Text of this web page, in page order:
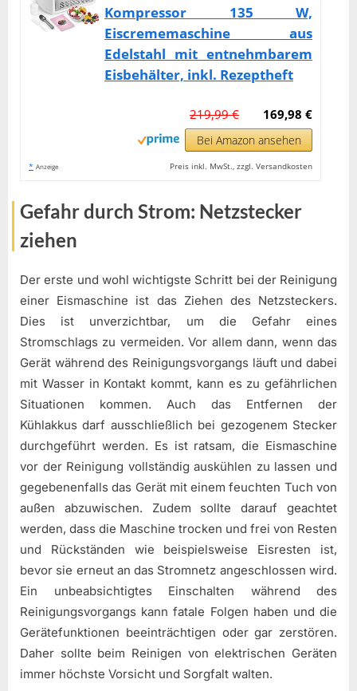
Kompressor 135 W,
Eiscrememaschine aus
Edelstahl mit entnehmbarem
Eisbehälter, inkl. Rezeptheft
169,98 €
219,99 €
Bei Amazon ansehen
* Anzeige Preis inkl. MwSt., zzgl. Versandkosten
Gefahr durch Strom: Netzstecker
ziehen
Der erste und wohl wichtigste Schritt bei der Reinigung
einer Eismaschine ist das Ziehen des Netzsteckers.
Dies ist unverzichtbar, um die Gefahr eines
Stromschlags zu vermeiden. Vor allem dann, wenn das
Gerät während des Reinigungsvorgangs läuft und dabei
mit Wasser in Kontakt kommt, kann es zu gefährlichen
Situationen kommen. Auch das Entfernen der
Kühlakkus darf ausschließlich bei gezogenem Stecker
durchgeführt werden. Es ist ratsam, die Eismaschine
vor der Reinigung vollständig auskühlen zu lassen und
gegebenenfalls das Gerät mit einem feuchten Tuch von
außen abzuwischen. Zudem sollte darauf geachtet
werden, dass die Maschine trocken und frei von Resten
und Rückständen wie beispielsweise Eisresten ist,
bevor sie erneut an das Stromnetz angeschlossen wird.
Ein unbeabsichtigtes Einschalten während des
Reinigungsvorgangs kann fatale Folgen haben und die
Gerätefunktionen beeinträchtigen oder gar zerstören.
Daher sollte beim Reinigen von elektrischen Geräten
immer höchste Vorsicht und Sorgfalt walten.